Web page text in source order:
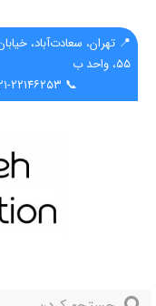
۵۵، واحد ب
📞 ۰۲۱-۲۲۱۴۶۲۵۳